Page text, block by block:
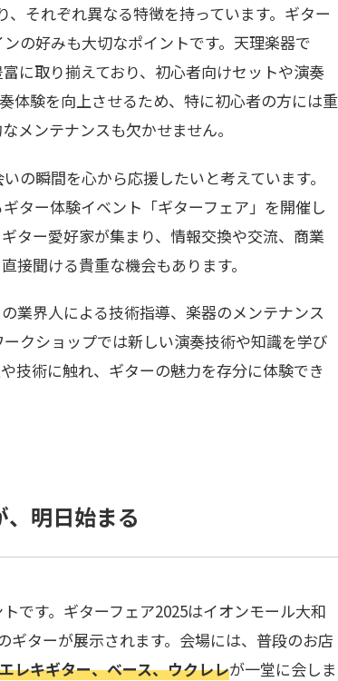
それぞれ異なる特徴を持っています。ギター
の好みも大切なポイントです。天理楽器で
に取り揃えており、初心者向けセットや演奏
体験を向上させるため、特に初心者の方には重
メンテナンスも欠かせません。
の瞬間を心から応援したいと考えています。
ター体験イベント「ギターフェア」を開催し
ター愛好家が集まり、情報交換や交流、商業
接聞ける貴重な機会もあります。
業界人による技術指導、楽器のメンテナンス
クショップでは新しい演奏技術や知識を学び
技術に触れ、ギターの魅力を存分に体験でき
明日始まる
です。ギターフェア2025はイオンモール大和
ギターが展示されます。会場には、普段のお店
レキギター、ベース、ウクレレが一堂に会しま